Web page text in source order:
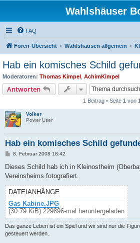
Wahlshäuser
FAQ
Foren-Übersicht Wahlshausen allgemein
Hab ein komisches Schild
Moderatoren: Thomas Kimpel AchimKimpel
Antworten
1 Beitrag • Seite 1 von 1
Volker
Power User
Hab ein komisches Schild
B
i
r
g
8. Februar 2008 18:42
Dieses Schild hab ich in Kleinostheim
Vereinsheims fotografiert.
DATEIANHÄNGE
Gas Kabine.JPG
(30.79 KiB) 229896-mal heruntergeladen
Das ganze Leben ist ein Spiel und wir sind nur die
gesteuert werden.